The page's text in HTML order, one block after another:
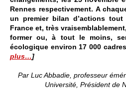
Rennes respectivement. A
un premier bilan d’actions
France et, très
former ou, à tout le moins,
écologique environ 17 000
plus…]
Par Luc Abbadie, professeur
Université, Président de